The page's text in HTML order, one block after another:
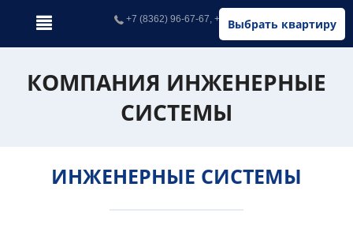
Выбрать квартиру
+7 (8362) 96-67-67, +7 (902) 326-67-67
КОМПАНИЯ ИНЖЕНЕРНЫЕ
СИСТЕМЫ
ИНЖЕНЕРНЫЕ СИСТЕМЫ